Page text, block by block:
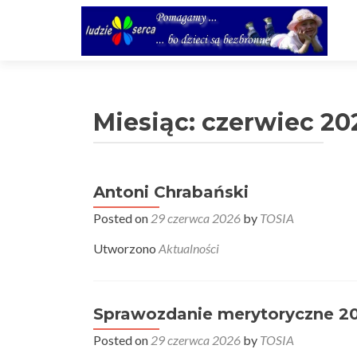
Miesiąc: czerwiec
Antoni Chrabański
Posted on 29 czerwca 2026 by TOSIA
Utworzono Aktualności
Sprawozdanie merytoryczne
Posted on 29 czerwca 2026 by TOSIA